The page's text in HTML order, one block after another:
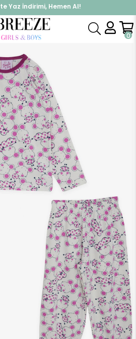
Yaz İndirimi, Hemen Al!
İndirimi Kap, Hemen Üye Ol!
0
KIZ Pijama Takımları